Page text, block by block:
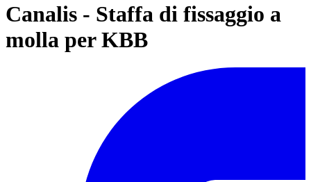
Canalis - Staffa di fissaggio a
molla per KBB